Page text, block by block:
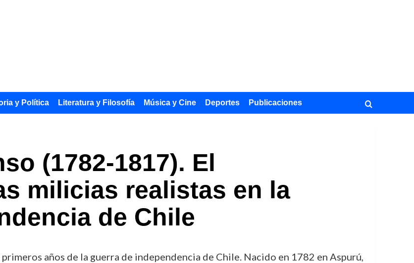
y Política Literatura y Filosofía Música y Cine Deportes Publicaciones
(1782-1817). El
milicias realistas en la
de Chile
años de la guerra de independencia de Chile. Nacido en 1782 en Aspurú,